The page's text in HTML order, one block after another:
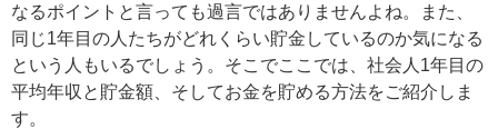
なるポイントと言っても過言ではありませんよね。また、
同じ1年目の人たちがどれくらい貯金しているのか気になる
という人もいるでしょう。そこでここでは、社会人1年目の
平均年収と貯金額、そしてお金を貯める方法をご紹介しま
す。